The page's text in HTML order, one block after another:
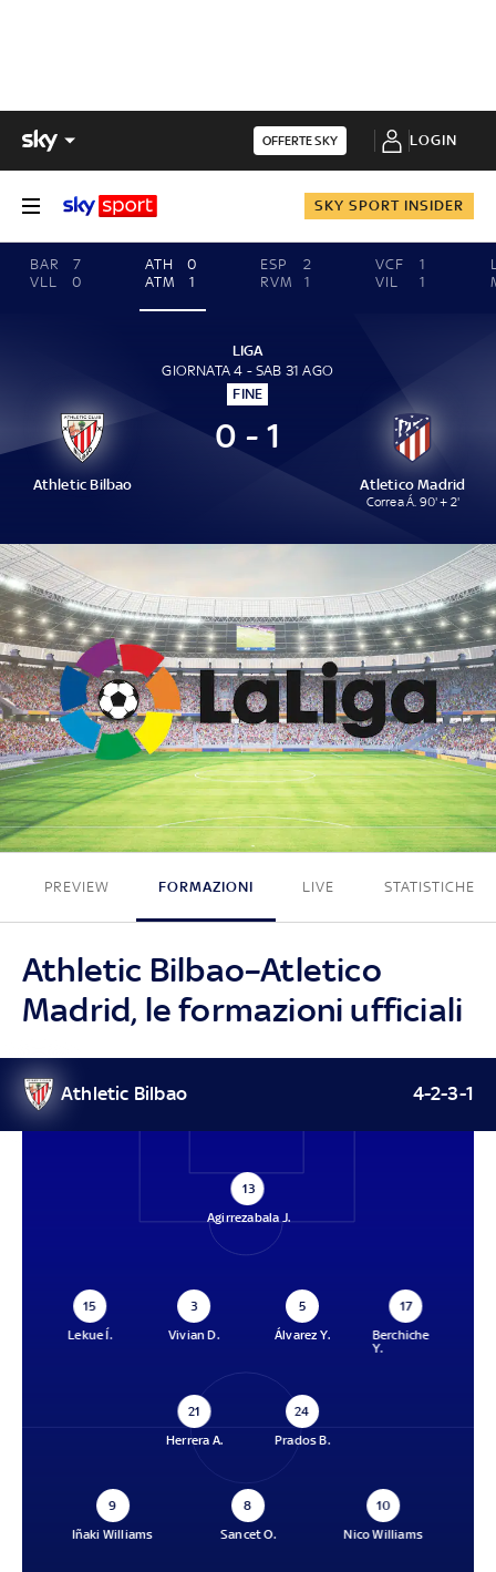
OFFERTE SKY LOGIN
SKY SPORT INSIDER
BAR
7
VLL
0
ATH
0
ATM
1
ESP
2
RVM
1
VCF
1
VIL
1
LIGA
GIORNATA 4 - SAB 31 AGO
FINE
Athletic Bilbao
0 - 1
Atletico Madrid
Correa Á. 90' + 2'
0 - 1
PREVIEW FORMAZIONI LIVE STATISTICHE
Athletic Bilbao–Atletico
Madrid, le formazioni ufficiali
Athletic Bilbao 4-2-3-1
13
Agirrezabala J.
15
Lekue Í.
3
Vivian D.
5
Álvarez Y.
17
Berchiche
Y.
21
Herrera A.
24
Prados B.
9
Iñaki Williams
8
Sancet O.
10
Nico Williams